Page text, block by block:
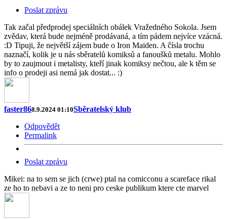
Poslat zprávu
Tak začal předprodej speciálních obálek Vražedného Sokola. Jsem
zvědav, která bude nejméně prodávaná, a tím pádem nejvíce vzácná.
:D Tipuji, že největší zájem bude o Iron Maiden. A čísla trochu
naznačí, kolik je u nás sběratelů komiksů a fanoušků metalu. Mohlo
by to zaujmout i metalisty, kteří jinak komiksy nečtou, ale k těm se
info o prodeji asi nemá jak dostat... :)
faster868.9.2024 01:10Sběratelský klub
Odpovědět
Permalink
Poslat zprávu
Mikei: na to sem se jich (crwe) ptal na comicconu a scareface rikal
ze ho to nebavi a ze to neni pro ceske publikum ktere cte marvel